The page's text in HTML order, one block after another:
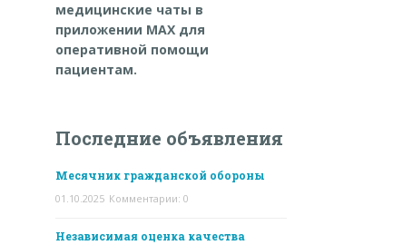
медицинские чаты в
приложении MAX для
оперативной помощи
пациентам.
Последние объявления
Месячник гражданской обороны
01.10.2025 Комментарии: 0
Независимая оценка качества